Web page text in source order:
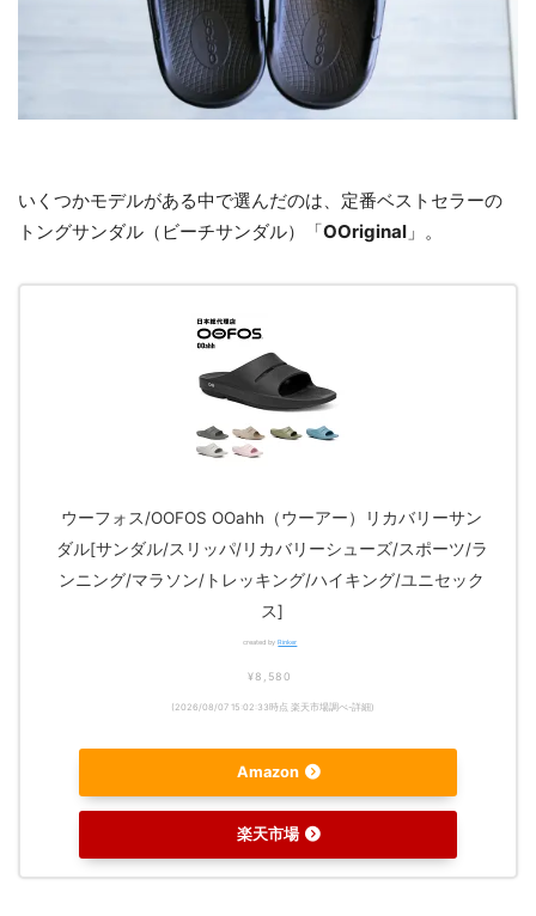
いくつかモデルがある中で選んだのは、定番ベストセラーの
トングサンダル（ビーチサンダル）「OOriginal 」。
ウーフォス/OOFOS OOahh（ウーアー）リカバリーサン
ダル[サンダル/スリッパ/リカバリーシューズ/スポーツ/ラ
ンニング/マラソン/トレッキング/ハイキング/ユニセック
ス]
created byRinker
¥8,580
(2026/08/07 15:02:33時点 楽天市場調べ-詳細)
Amazon
楽天市場